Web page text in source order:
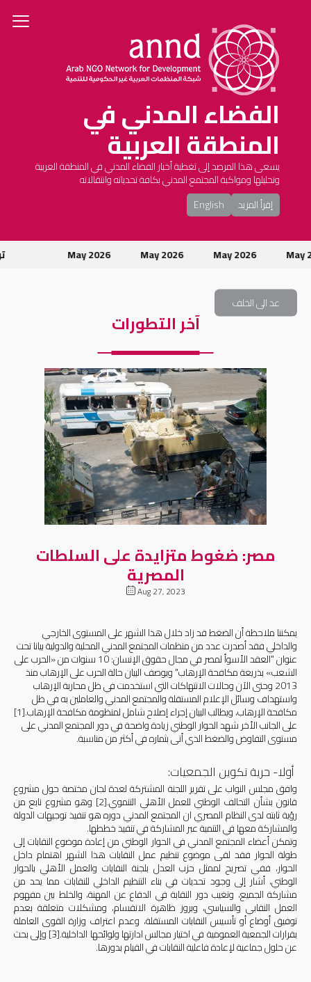
الفضاء المدني في
المنطقة العربية
يسعى هذا المرصد إلى تغطية أخبار الفضاء المدني في المنطقة العربية
وتحليلها ومواكبة المجتمع المدني بكافة تحدياته وانتقالاته
إقرأ المزيد
English
May 2026 May 2026 May 2026
آخر التطورات
عد الى الخلف
مصر: ضغوط متزايدة على السلطات
المصرية
Aug 27, 2023
يمكننا ملاحظة أن الضغط قد زاد خلال هذا الشهر على المستوى الخارجي
والداخلي فقد أصدرت عدد من منظمات المجتمع المدني المحلية والدولية بيانا تحت
عنوان "العقد الأسوأ لمصر في مجال حقوق الإنسان: 10 سنوات من «الحرب على
الشعب» بذريعة مكافحة الإرهاب" ويوصف البيان حالة الحرب على الإرهاب منذ
2013 وحتى الآن وحالات الانتهاكات التي استخدمت في ظل محاربة الإرهاب
واستهداف وسائل الإعلام المستقلة والمجتمع المدني والعاملين به في ظل
مكافحة الإرهاب، ويطالب البيان إجراء إصلاح شامل لمنظومة مكافحة الإرهاب.[1]
على الجانب الأخر شهد الحوار الوطني زيادة واضحة في دور المجتمع المدني على
مستوى التفاوض والضغط الذي أتى بثماره في أكثر من مناسبة.
أولا- حرية تكوين الجمعيات:
وافق مجلس النواب على تقرير اللجنة المشتركة لعدة لجان مختصة حول مشروع
قانون بشأن التحالف الوطني للعمل الأهلي التنموي.[2] وهو مشروع نابع من
رؤية ثابته لدى النظام المصري ان المجتمع المدني دوره هو تنفيذ توجيهات الدولة
والمشاركة معها في التنمية عبر المشاركة في تنفيذ خططها.
وتمكن أعضاء المجتمع المدني في الحوار الوطني من إعادة موضوع النقابات إلى
طولة الحوار فقد لقى موضوع تنظيم عمل النقابات هذا الشهر اهتمام داخل
الحوار، ففي تصريح لممثل حزب العدل بلجنة النقابات والعمل الأهلي بالحوار
الوطني، أشار إلى وجود تحديات في بناء التنظيم الداخلي للنقابات مما يحد من
مشاركة الجميع، وتغيب دور النقابة في الدفاع عن المهنة، والخلط بين مفهوم
العمل النقابي والسياسي، وبروز ظاهرة الانقسام، ومشكلات متعلقة بعدم
توفيق أوضاع أو تأسيس النقابات المستقلة، وعدم اعتراف وزارة القوى العاملة
بقرارات الجمعية العمومية في اختيار مجالس ادارتها ولوائحها الداخلية.[3]وإلى بحث
عن حلول جماعية لإعادة فاعلية النقابات في القيام بدورها.